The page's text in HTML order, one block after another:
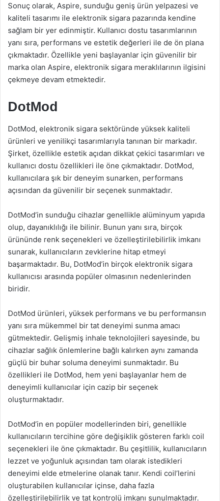
Sonuç olarak, Aspire, sunduğu geniş ürün yelpazesi ve
kaliteli tasarımı ile elektronik sigara pazarında kendine
sağlam bir yer edinmiştir. Kullanıcı dostu tasarımlarının
yanı sıra, performans ve estetik değerleri ile de ön plana
çıkmaktadır. Özellikle yeni başlayanlar için güvenilir bir
marka olan Aspire, elektronik sigara meraklılarının ilgisini
çekmeye devam etmektedir.
DotMod
DotMod, elektronik sigara sektöründe yüksek kaliteli
ürünleri ve yenilikçi tasarımlarıyla tanınan bir markadır.
Şirket, özellikle estetik açıdan dikkat çekici tasarımları ve
kullanıcı dostu özellikleri ile öne çıkmaktadır. DotMod,
kullanıcılara şık bir deneyim sunarken, performans
açısından da güvenilir bir seçenek sunmaktadır.
DotMod’in sunduğu cihazlar genellikle alüminyum yapıda
olup, dayanıklılığı ile bilinir. Bunun yanı sıra, birçok
ürününde renk seçenekleri ve özelleştirilebilirlik imkanı
sunarak, kullanıcıların zevklerine hitap etmeyi
başarmaktadır. Bu, DotMod’in birçok elektronik sigara
kullanıcısı arasında popüler olmasının nedenlerinden
biridir.
DotMod ürünleri, yüksek performans ve bu performansın
yanı sıra mükemmel bir tat deneyimi sunma amacı
gütmektedir. Gelişmiş inhale teknolojileri sayesinde, bu
cihazlar sağlık önlemlerine bağlı kalırken aynı zamanda
güçlü bir buhar soluma deneyimi sunmaktadır. Bu
özellikleri ile DotMod, hem yeni başlayanlar hem de
deneyimli kullanıcılar için cazip bir seçenek
oluşturmaktadır.
DotMod’in en popüler modellerinden biri, genellikle
kullanıcıların tercihine göre değişiklik gösteren farklı coil
seçenekleri ile öne çıkmaktadır. Bu çeşitlilik, kullanıcıların
lezzet ve yoğunluk açısından tam olarak istedikleri
deneyimi elde etmelerine olanak tanır. Kendi coil’lerini
oluşturabilen kullanıcılar içinse, daha fazla
özelleştirilebilirlik ve tat kontrolü imkanı sunulmaktadır.